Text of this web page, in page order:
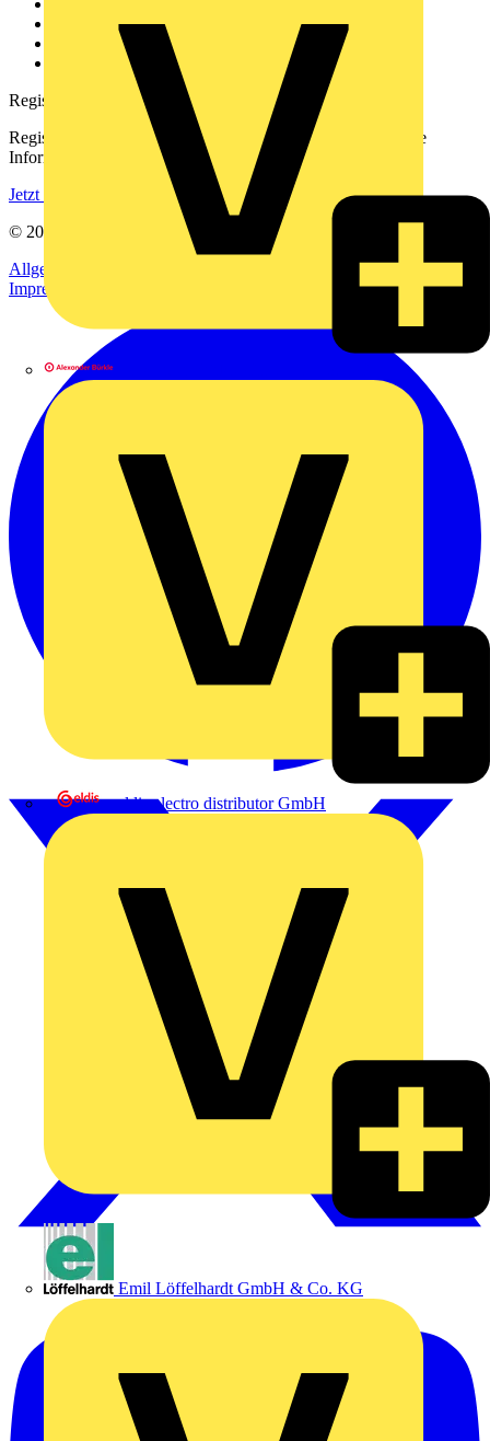
eldis electro distributor GmbH
Emil Löffelhardt GmbH & Co. KG
Downloadbereich (PDFs)
Häufig gestellte Fragen
voltimum.com
Registrierung
Registrieren Sie sich kostenlos und erhalten Sie stets aktuelle
Informationen aus der Elektroindustrie.
Jetzt registrieren
© 2002-
Allgemeine Geschäftsbedingungen
Datenschutzerklärung
Impressum